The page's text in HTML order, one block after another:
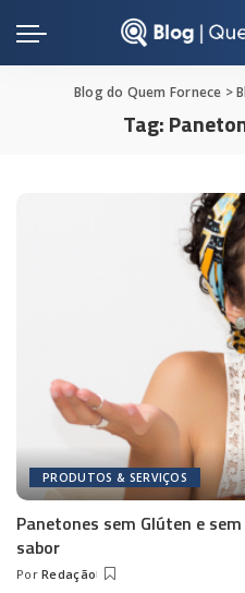
Blog do Quem Fornece >
Tag:
PRODUTOS & SERVIÇOS
Panetones sem Glúten e
sabor
Posted
Por Redação